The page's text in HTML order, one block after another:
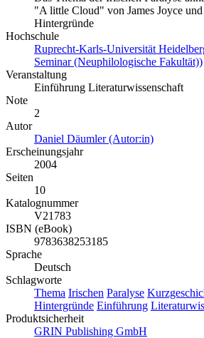
"A little Cloud" von James Joyce
Hintergründe
Hochschule
Ruprecht-Karls-Universität
Seminar (Neuphilologische Fakultät))
Veranstaltung
Einführung Literaturwissenschaft
Note
2
Autor
Daniel Däumler (Autor:in)
Erscheinungsjahr
2004
Seiten
10
Katalognummer
V21783
ISBN (eBook)
9783638253185
Sprache
Deutsch
Schlagworte
Thema Irischen Paralyse
Hintergründe Einführung
Produktsicherheit
GRIN Publishing GmbH